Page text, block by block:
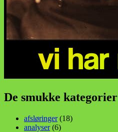
De smukke kategorier
afsløringer(18)
analyser(6)